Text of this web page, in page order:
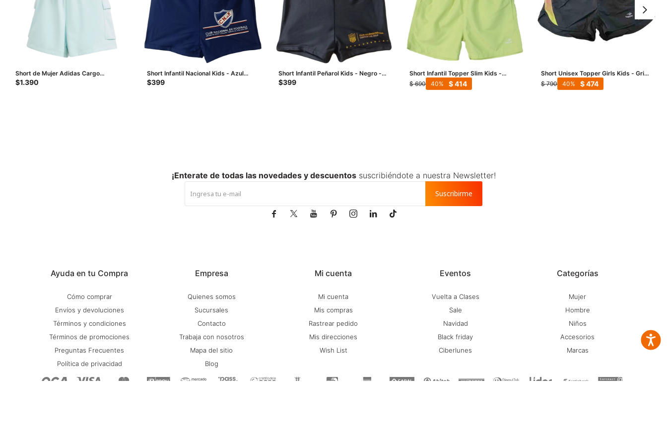
Short de Mujer Adidas Cargo
Essentials Logo - Verde Menta
$1.390
Short Infantil Nacional Kids - Azul
Marino - Rojo - Blanco
$399
Short Infantil Peñarol Kids - Negro -
Amarillo
$399
Short Infantil Topper Slim Kids -
Amarillo
$ 690 $414
40
Short Unisex Topper Girls Kids - Gris
Oscuro
$ 790 $474
40
Ayuda en tu Compra
Cómo comprar
Envíos y devoluciones
Términos y condiciones
Términos de promociones
Preguntas Frecuentes
Política de privacidad
Empresa
Quienes somos
Sucursales
Contacto
Trabaja con nosotros
Mapa del sitio
Blog
Mi cuenta
Mi cuenta
Mis compras
Rastrear pedido
Mis direcciones
Wish List
Eventos
Vuelta a Clases
Sale
Navidad
Black friday
Ciberlunes
Categorías
Mujer
Hombre
Niños
Accesorios
Marcas
¡Enterate de todas las novedades y descuentossuscribiéndote a nuestra Newsletter!
Suscribirme
      